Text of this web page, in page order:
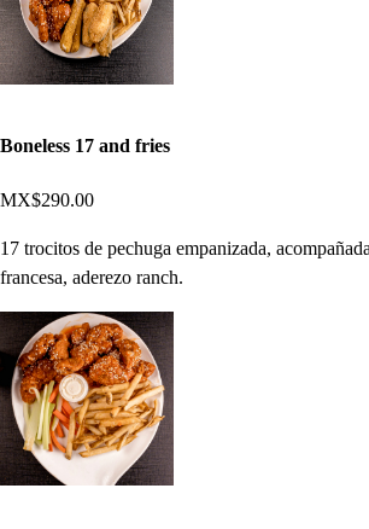
Boneless 17 and fries
MX$290.00
17 trocitos de pechuga empanizada,
francesa, aderezo ranch.